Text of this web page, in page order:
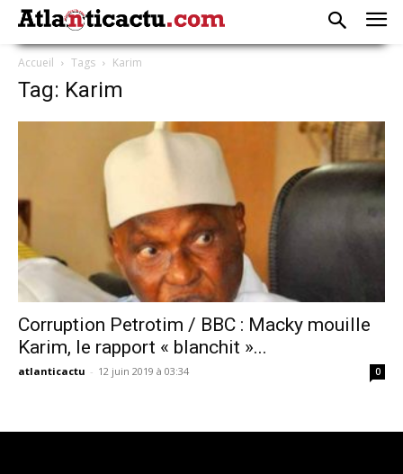
Accueil Tags Karim
Tag: Karim
Corruption Petrotim / BBC : Macky mouille
Karim, le rapport « blanchit »...
atlanticactu - 12 juin 2019 à 03:34 0